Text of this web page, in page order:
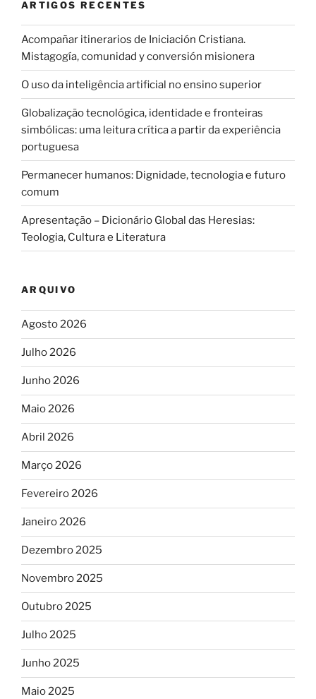
ARTIGOS RECENTES
Acompañar itinerarios de Iniciación Cristiana.
Mistagogía, comunidad y conversión misionera
O uso da inteligência artificial no ensino superior
Globalização tecnológica, identidade e fronteiras
simbólicas: uma leitura crítica a partir da experiência
portuguesa
Permanecer humanos: Dignidade, tecnologia e futuro
comum
Apresentação – Dicionário Global das Heresias:
Teologia, Cultura e Literatura
ARQUIVO
Agosto 2026
Julho 2026
Junho 2026
Maio 2026
Abril 2026
Março 2026
Fevereiro 2026
Janeiro 2026
Dezembro 2025
Novembro 2025
Outubro 2025
Julho 2025
Junho 2025
Maio 2025